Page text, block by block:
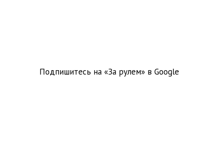
Подпишитесь на «За рулем» в Google